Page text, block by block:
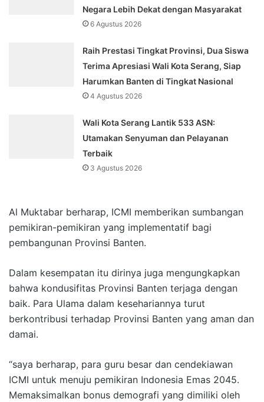
Negara Lebih Dekat dengan Masyarakat
6 Agustus 2026
Raih Prestasi Tingkat Provinsi, Dua Siswa
Terima Apresiasi Wali Kota Serang, Siap
Harumkan Banten di Tingkat Nasional
4 Agustus 2026
Wali Kota Serang Lantik 533 ASN:
Utamakan Senyuman dan Pelayanan
Terbaik
3 Agustus 2026
Al Muktabar berharap, ICMI memberikan sumbangan
pemikiran-pemikiran yang implementatif bagi
pembangunan Provinsi Banten.
Dalam kesempatan itu dirinya juga mengungkapkan
bahwa kondusifitas Provinsi Banten terjaga dengan
baik. Para Ulama dalam kesehariannya turut
berkontribusi terhadap Provinsi Banten yang aman dan
damai.
“saya berharap, para guru besar dan cendekiawan
ICMI untuk menuju pemikiran Indonesia Emas 2045.
Memaksimalkan bonus demografi yang dimiliki oleh